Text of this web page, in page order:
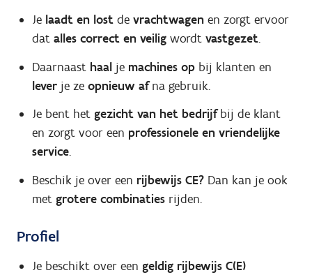
Je laadt en lostde vrachtwagen en zorgt ervoor
dat alles correct en veiligwordt vastgezet.
Daarnaast haal je machines opbij klanten en
leverje ze opnieuw afna gebruik.
Je bent het gezicht van het bedrijfbij de klant
en zorgt voor een professionele en vriendelijke
service.
Beschik je over een rijbewijs CE?Dan kan je ook
met grotere combinatiesrijden.
Profiel
Je beschikt over een geldig rijbewijs C(E)